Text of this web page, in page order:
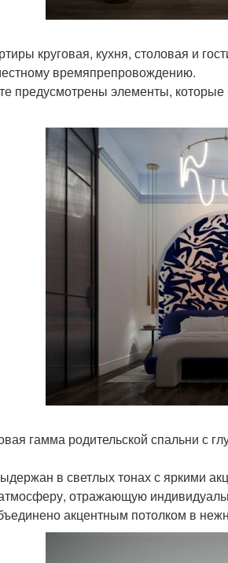
круговая, кухня, столовая и
времяпрепровождению.
предусмотрены элементы,
гамма родительской спальни с
в светлых тонах с яркими
отражающую
акцентным потолком в